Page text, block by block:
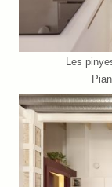
Les